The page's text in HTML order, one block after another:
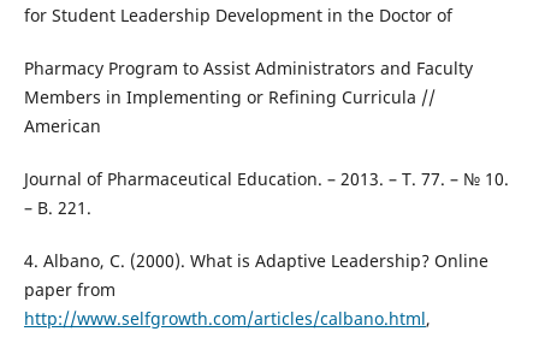
for Student Leadership Development in the Doctor of
Pharmacy Program to Assist Administrators and Faculty
Members in Implementing or Refining Curricula //
American
Journal of Pharmaceutical Education. – 2013. – T. 77. – № 10.
– B. 221.
4. Albano, C. (2000). What is Adaptive Leadership? Online
paper from
http://www.selfgrowth.com/articles/calbano.html,